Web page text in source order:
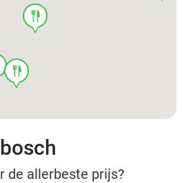
food
food
de allerbeste prijs?